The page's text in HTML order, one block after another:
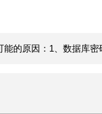
的原因：1、数据库密